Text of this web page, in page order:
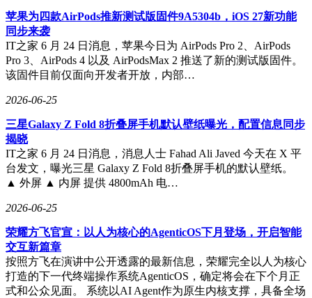
噱头，诱骗老年人等特定群体进行非理性消费。这些账号通常
会使用夸张和煽情的“标题党”文案来吸引粉丝和互动，如“大
网红，点这里听详解”等，通过情感交流和似是而非的迷信话
术进行违规引流。
苹果为四款AirPods推新测试版固件9A5304b，iOS 27新功能
同步来袭
IT之家 6 月 24 日消息，苹果今日为 AirPods Pro 2、AirPods
Pro 3、AirPods 4 以及 AirPodsMax 2 推送了新的测试版固件。
该固件目前仅面向开发者开放，内部…
2026-06-25
三星Galaxy Z Fold 8折叠屏手机默认壁纸曝光，配置信息同步
揭晓
IT之家 6 月 24 日消息，消息人士 Fahad Ali Javed 今天在 X 平
台发文，曝光三星 Galaxy Z Fold 8折叠屏手机的默认壁纸。
▲ 外屏 ▲ 内屏 提供 4800mAh 电…
2026-06-25
荣耀方飞官宣：以人为核心的AgenticOS下月登场，开启智能
交互新篇章
按照方飞在演讲中公开透露的最新信息，荣耀完全以人为核心
打造的下一代终端操作系统AgenticOS，确定将会在下个月正
式和公众见面。 系统以AI Agent作为原生内核支撑，具备全场